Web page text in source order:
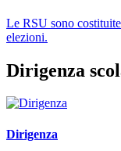
Le RSU sono
elezioni.
Dirigenza
Dirigenza